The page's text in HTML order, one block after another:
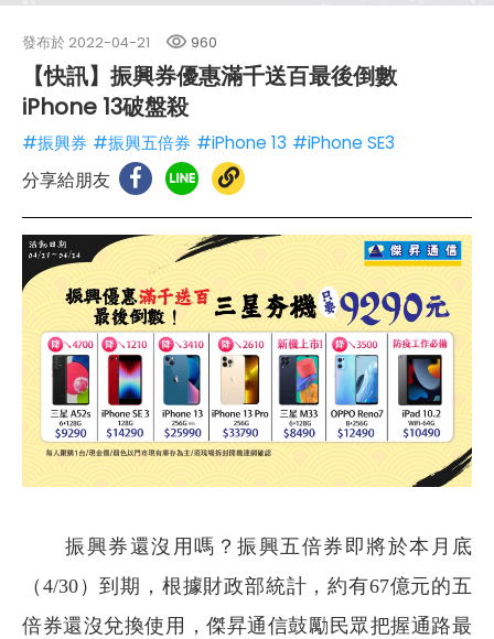
發布於 2022-04-21 960
【快訊】振興券優惠滿千送百最後倒數
iPhone 13破盤殺
#振興券 #振興五倍券 #iPhone 13 #iPhone SE3
分享給朋友
振興券還沒用嗎？振興五倍券即將於本月底
（4/30）到期，根據財政部統計，約有67億元的五
倍券還沒兌換使用，傑昇通信鼓勵民眾把握通路最